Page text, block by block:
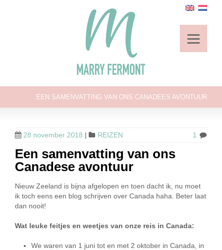
EEN SAMENVATTING VAN ONS CANADEES AVONTUUR
28 november 2018 | REIZEN 1
Een samenvatting van ons
Canadese avontuur
Nieuw Zeeland is bijna afgelopen en toen dacht ik, nu moet
ik toch eens een blog schrijven over Canada haha. Beter laat
dan nooit!
Wat leuke feitjes en weetjes van onze reis in Canada:
We waren van 1 juni tot en met 2 oktober in Canada, in